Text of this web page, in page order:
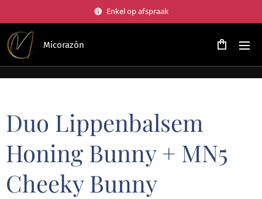
Enkel op afspraak
Micorazón
Duo Lippenbalsem
Honing Bunny + MN5
Cheeky Bunny